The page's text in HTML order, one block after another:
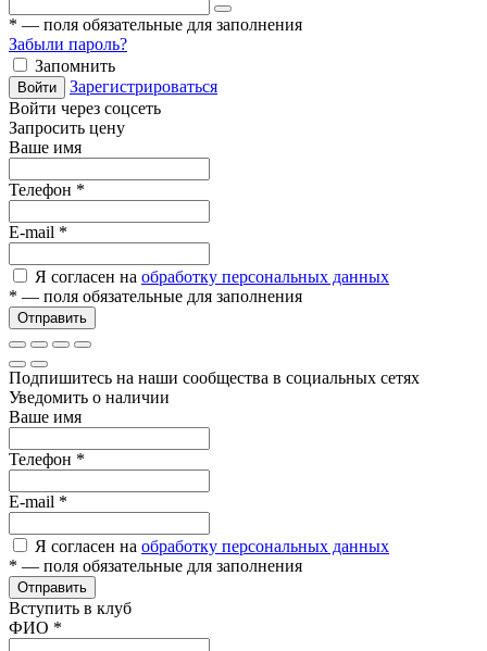
* — поля обязательные для заполнения
Забыли пароль?
Запомнить
Войти
Зарегистрироваться
Войти через соцсеть
Запросить цену
Ваше имя
Телефон *
E-mail *
Я согласен на обработку персональных данных
* — поля обязательные для заполнения
Отправить
Подпишитесь на наши сообщества в социальных сетях
Уведомить о наличии
Ваше имя
Телефон *
E-mail *
Я согласен на обработку персональных данных
* — поля обязательные для заполнения
Отправить
Вступить в клуб
ФИО *